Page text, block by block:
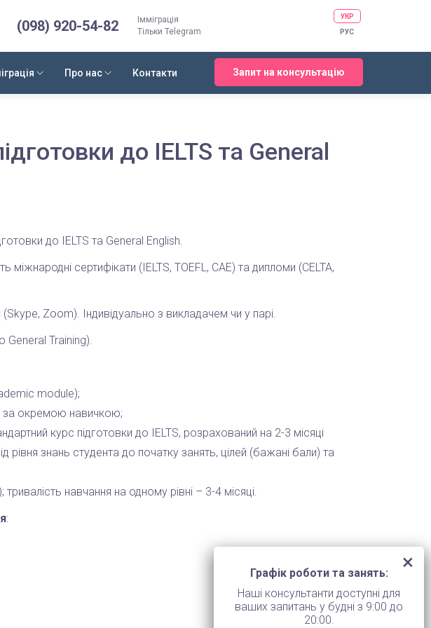
(098) 920-54-82
Імміграція
Тільки Telegram
УКР
РУС
Про нас Контакти Запит на консультацію
до IELTS та General
до IELTS та General English.
міжнародні сертифікати (IELTS, TOEFL, CAE) та дипломи (CELTA,
Zoom). Індивідуально з викладачем чи у парі.
General Training).
module);
за окремою навичкою;
курс підготовки до IELTS, розрахований на 2-3 місяці
рівня знань студента до початку занять, цілей (бажані бали) та
тривалість навчання на одному рівні – 3-4 місяці.
:
Графік роботи та занять:
Наші консультанти доступні для
ваших запитань у будні з 9:00 до
20:00.